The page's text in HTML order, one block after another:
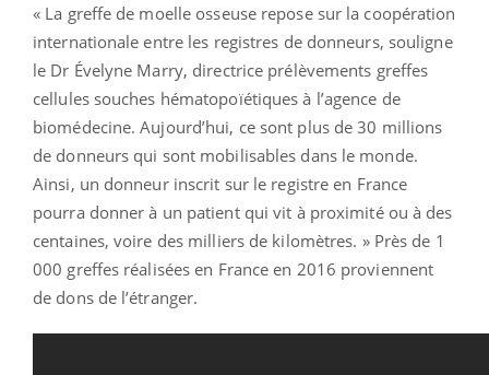
« La greffe de moelle osseuse repose sur la coopération
internationale entre les registres de donneurs, souligne
le Dr Évelyne Marry, directrice prélèvements greffes
cellules souches hématopoïétiques à l’agence de
biomédecine. Aujourd’hui, ce sont plus de 30 millions
de donneurs qui sont mobilisables dans le monde.
Ainsi, un donneur inscrit sur le registre en France
pourra donner à un patient qui vit à proximité ou à des
centaines, voire des milliers de kilomètres. » Près de 1
000 greffes réalisées en France en 2016 proviennent
de dons de l’étranger.